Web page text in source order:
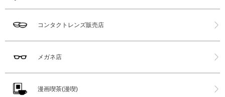
コンタクトレンズ販売店
メガネ店
漫画喫茶(漫喫)